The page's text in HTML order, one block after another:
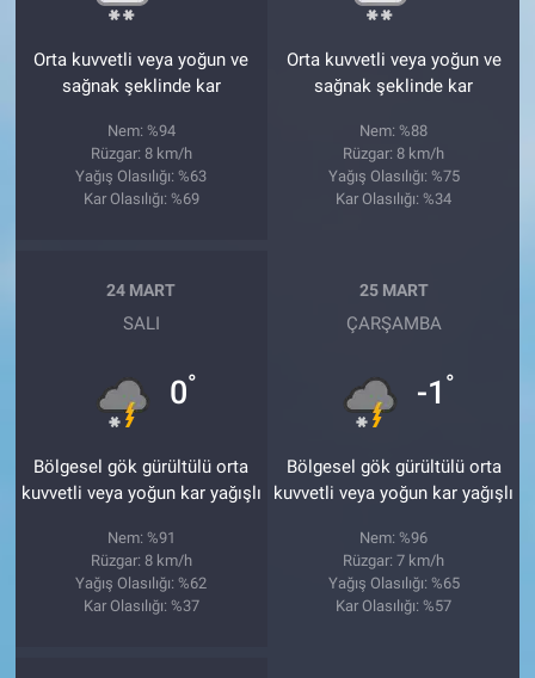
Orta kuvvetli veya yoğun ve
sağnak şeklinde kar
Nem: %94
Rüzgar: 8 km/h
Yağış Olasılığı: %63
Kar Olasılığı: %69
Orta kuvvetli veya yoğun ve
sağnak şeklinde kar
Nem: %88
Rüzgar: 8 km/h
Yağış Olasılığı: %75
Kar Olasılığı: %34
24 MART
SALI
0°
Bölgesel gök gürültülü orta
kuvvetli veya yoğun kar yağışlı
Nem: %91
Rüzgar: 8 km/h
Yağış Olasılığı: %62
Kar Olasılığı: %37
25 MART
ÇARŞAMBA
-1 °
Bölgesel gök gürültülü orta
kuvvetli veya yoğun kar yağışlı
Nem: %96
Rüzgar: 7 km/h
Yağış Olasılığı: %65
Kar Olasılığı: %57